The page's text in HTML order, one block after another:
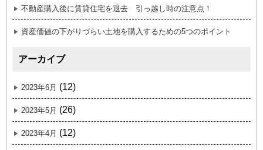
不動産購入後に賃貸住宅を退去 引っ越し時の注意点！
資産価値の下がりづらい土地を購入するための5つのポイント
アーカイブ
2023年6月 (12)
2023年5月 (26)
2023年4月 (12)